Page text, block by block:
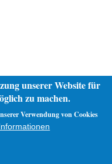
unserer Website für
zu machen.
Verwendung von Cookies